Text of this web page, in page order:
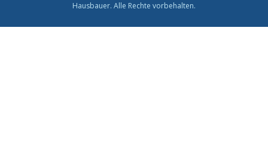
Hausbauer. Alle Rechte vorbehalten.